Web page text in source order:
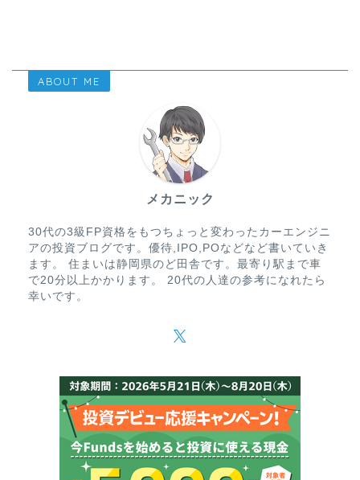
ABOUT ME
メカニック
30代の3級FP資格をもつちょっと変わったカーエンジニ
アの投資ブログです。優待,IPO,POなどなど書いていき
ます。 住まいは静岡県のど田舎です。最寄り駅まで車
で20分以上かかります。 20代の人達の参考になれたら
幸いです。